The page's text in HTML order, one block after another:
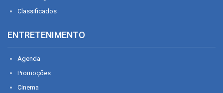
Classificados
ENTRETENIMENTO
Agenda
Promoções
Cinema